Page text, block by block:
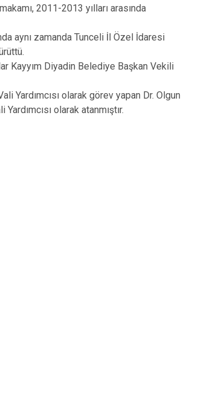
2011-2013 yılları arasında
aynı zamanda Tunceli İl Özel İdaresi
Kayyım Diyadin Belediye Başkan Vekili
Yardımcısı olarak görev yapan Dr. Olgun
olarak atanmıştır.